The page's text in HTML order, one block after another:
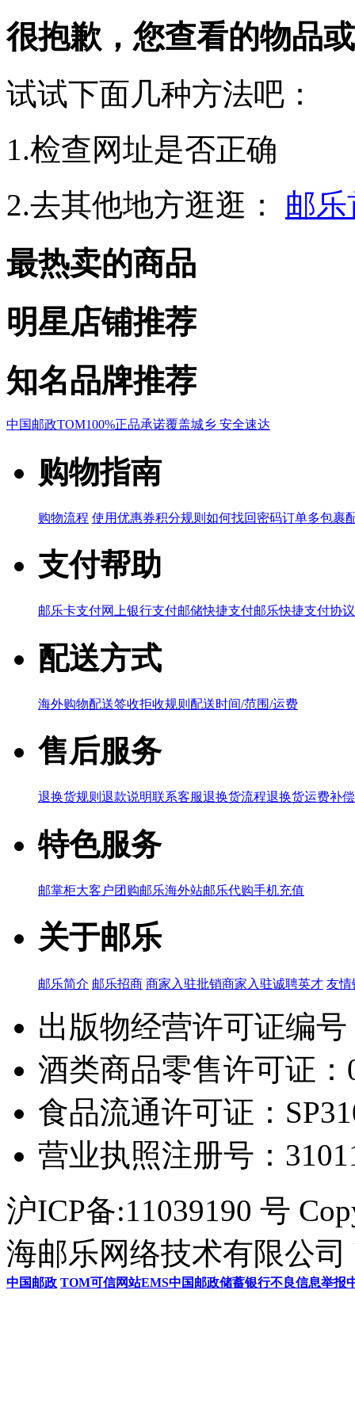
很抱歉，您查看的物品
试试下面几种方法吧：
1.检查网址是否正确
2.去其他地方逛逛：
邮
最热卖的商品
明星店铺推荐
知名品牌推荐
中国邮政TOM100%正品承诺覆盖城乡 安全速达
购物指南
购物流程 使用优惠券积分规则 如何找回密码订单多包裹
支付帮助
邮乐卡支付网上银行支付邮储快捷支付邮乐快捷支付协议
配送方式
海外购物配送签收拒收规则 配送时间/范围/运费
售后服务
退换货规则 退款说明联系客服退换货流程退换货运费补
特色服务
邮掌柜大客户团购邮乐海外站邮乐代购手机充值
关于邮乐
邮乐简介 邮乐招商 商家入驻批销商家入驻诚聘英才 友情
出版物经营许可证编
酒类商品零售许可证：
食品流通许可证：
营业执照注册号：
沪ICP备:11039190 号
海邮乐网络技术有限公司
中国邮政 TOM可信网站EMS中国邮政储蓄银行不良信息举报